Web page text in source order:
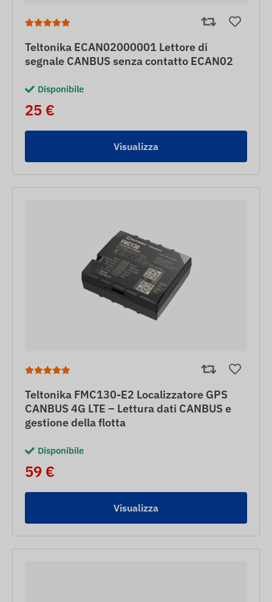
Teltonika ECAN02000001 Lettore di
segnale CANBUS senza contatto ECAN02
Disponibile
25 €
Visualizza
Teltonika FMC130-E2 Localizzatore GPS
CANBUS 4G LTE – Lettura dati CANBUS e
gestione della flotta
Disponibile
59 €
Visualizza